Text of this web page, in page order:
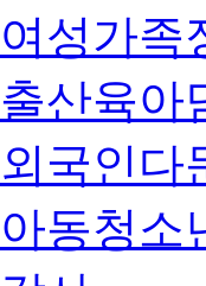
여성가족
출산육아
외국인다
아동청소